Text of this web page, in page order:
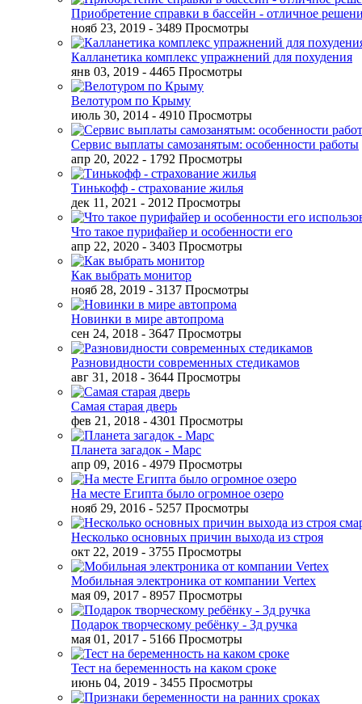
Приобретение справки в бассейн - отличное
нояб 23, 2019 - 3489 Просмотры
Калланетика комплекс упражнений для похудения
янв 03, 2019 - 4465 Просмотры
Велотуром по Крыму
июль 30, 2014 - 4910 Просмотры
Сервис выплаты самозанятым: особенности работы
апр 20, 2022 - 1792 Просмотры
Тинькофф - страхование жилья
дек 11, 2021 - 2012 Просмотры
Что такое пурифайер и особенности его
апр 22, 2020 - 3403 Просмотры
Как выбрать монитор
нояб 28, 2019 - 3137 Просмотры
Новинки в мире автопрома
сен 24, 2018 - 3647 Просмотры
Разновидности современных стедикамов
авг 31, 2018 - 3644 Просмотры
Самая старая дверь
фев 21, 2018 - 4301 Просмотры
Планета загадок - Марс
апр 09, 2016 - 4979 Просмотры
На месте Египта было огромное озеро
нояб 29, 2016 - 5257 Просмотры
Несколько основных причин выхода из строя
окт 22, 2019 - 3755 Просмотры
Мобильная электроника от компании Vertex
мая 09, 2017 - 8957 Просмотры
Подарок творческому ребёнку - 3д ручка
мая 01, 2017 - 5166 Просмотры
Тест на беременность на каком сроке
июнь 04, 2019 - 3455 Просмотры